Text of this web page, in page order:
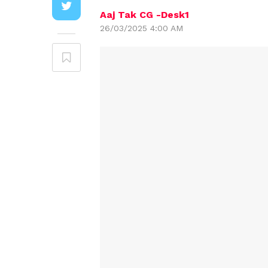
Aaj Tak CG -Desk1
26/03/2025 4:00 AM